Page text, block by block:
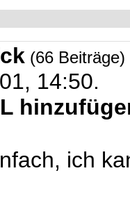
(66 Beiträge)
14:50.
ich